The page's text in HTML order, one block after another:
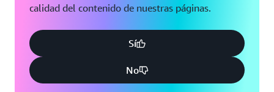
calidad del contenido de nuestras páginas.
Sí
No